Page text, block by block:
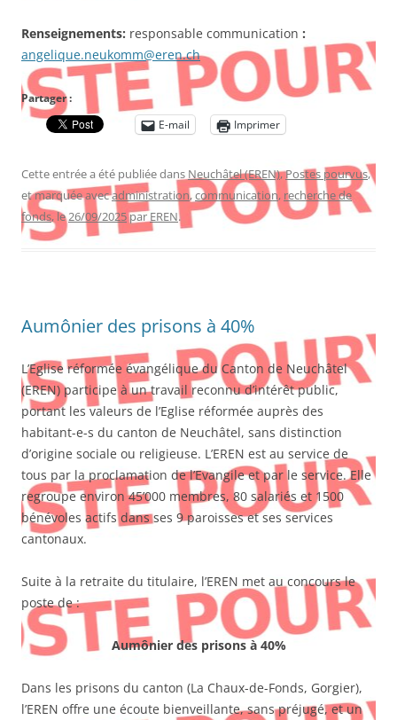
Renseignements: responsable communication :
angelique.neukomm@eren.ch
Partager :
E-mail
Imprimer
Cette entrée a été publiée dans Neuchâtel (EREN),Postes pourvus,
et marquée avecadministration,communication, recherche de
fonds, le26/09/2025parEREN.
Aumônier des prisons à 40%
L’Eglise réformée évangélique du Canton de Neuchâtel
(EREN) participe à un travail reconnu d’intérêt public,
portant les valeurs de l’Eglise réformée auprès des
habitant-e-s du canton de Neuchâtel, sans distinction
d’origine sociale ou religieuse. L’EREN est au service de
tous par la proclamation de l’Evangile et par le service. Elle
regroupe environ 45’000 membres, 80 salariés et 1500
bénévoles actifs dans ses 9 paroisses et ses services
cantonaux.
Suite à la retraite du titulaire, l’EREN met au concours le
poste de :
Aumônier des prisons à 40%
Dans les prisons du canton (La Chaux-de-Fonds, Gorgier),
l’EREN offre une écoute bienveillante, sans préjugé, et un